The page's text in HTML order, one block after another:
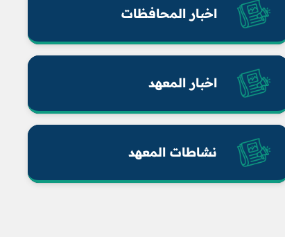
اخبار المحافظات
اخبار المعهد
نشاطات المعهد